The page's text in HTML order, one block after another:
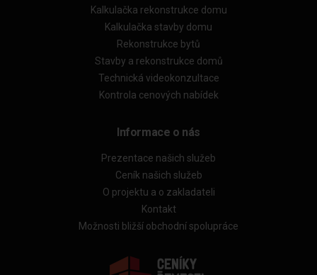
Kalkulačka rekonstrukce domu
Kalkulačka stavby domu
Rekonstrukce bytů
Stavby a rekonstrukce domů
Technická videokonzultace
Kontrola cenových nabídek
Informace o nás
Prezentace našich služeb
Ceník našich služeb
O projektu a o zakladateli
Kontakt
Možnosti bližší obchodní spolupráce